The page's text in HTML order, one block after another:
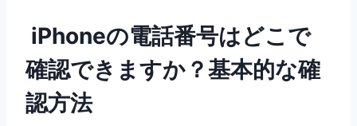
iPhoneの電話番号はどこで
確認できますか？基本的な確
認方法